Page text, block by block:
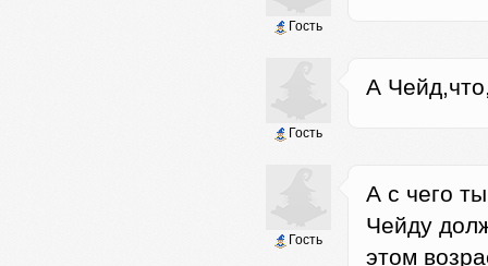
Гость
Гость
А
Гость
А с чего
Чейду
этом